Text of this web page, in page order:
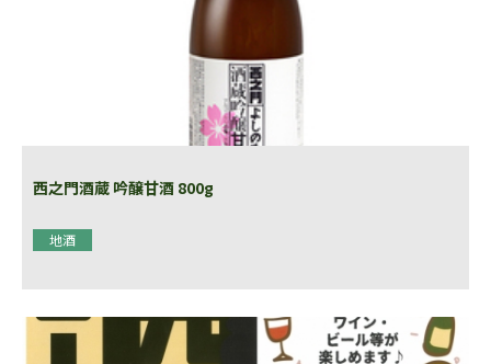
西之門酒蔵 吟醸甘酒 800g
地酒